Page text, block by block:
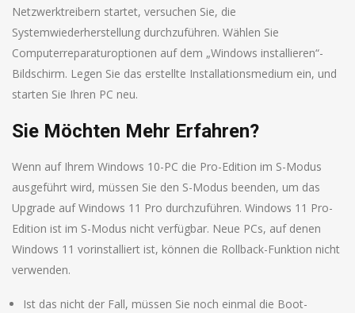
Netzwerktreibern startet, versuchen Sie, die
Systemwiederherstellung durchzuführen. Wählen Sie
Computerreparaturoptionen auf dem „Windows installieren“-
Bildschirm. Legen Sie das erstellte Installationsmedium ein, und
starten Sie Ihren PC neu.
Sie Möchten Mehr Erfahren?
Wenn auf Ihrem Windows 10-PC die Pro-Edition im S-Modus
ausgeführt wird, müssen Sie den S-Modus beenden, um das
Upgrade auf Windows 11 Pro durchzuführen. Windows 11 Pro-
Edition ist im S-Modus nicht verfügbar. Neue PCs, auf denen
Windows 11 vorinstalliert ist, können die Rollback-Funktion nicht
verwenden.
Ist das nicht der Fall, müssen Sie noch einmal die Boot-